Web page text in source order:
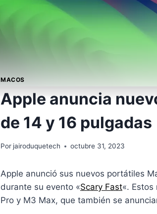
MACOS
Apple anuncia
de 14 y 16 pulgadas
Por jairoduquetech octubre 31, 2023
Apple anunció sus nuevos portátiles
durante su evento «Scary Fast«.
Pro y M3 Max, que también se